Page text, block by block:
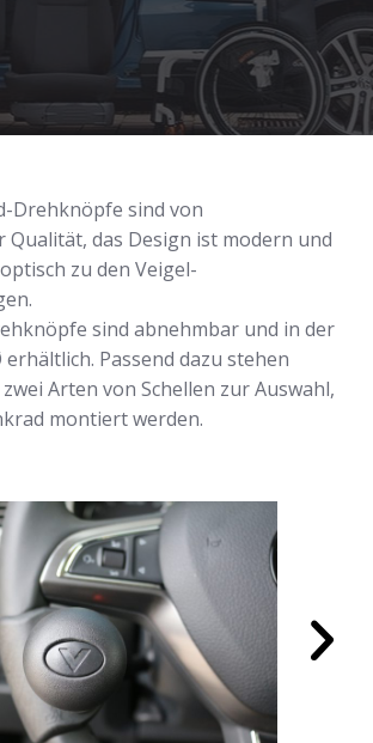
Drehknöpfe sind von
das Design ist modern und
zu den Veigel-
sind abnehmbar und in der
Passend dazu stehen
Arten von Schellen zur Auswahl,
montiert werden.